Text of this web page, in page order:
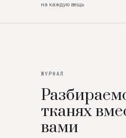
на каждую вещь
ЖУРНАЛ
тканях
вами